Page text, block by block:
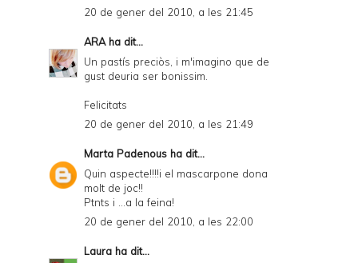
20 de gener del 2010, a les 21:45
ARAha dit...
Un pastís preciòs, i m'imagino que de
gust deuria ser bonissim.
Felicitats
20 de gener del 2010, a les 21:49
Marta Padenous ha dit...
Quin aspecte!!!!i el mascarpone dona
molt de joc!!
Ptnts i ...a la feina!
20 de gener del 2010, a les 22:00
Laura ha dit...